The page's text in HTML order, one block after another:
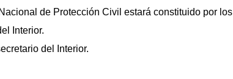
de Protección Civil estará constituido por
Interior.
del Interior.